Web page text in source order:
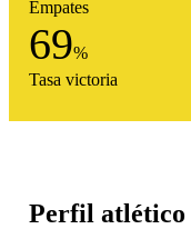
Empates
69%
Tasa victoria
Perfil atlético